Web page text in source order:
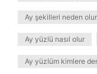
Ay şekilleri neden olur
Ay yüzlü nasıl olur
Ay yüzlüm kimlere